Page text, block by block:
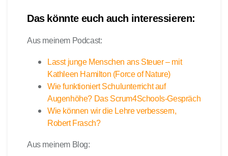
Das könnte euch auch interessieren:
Aus meinem Podcast:
Lasst junge Menschen ans Steuer – mit
Kathleen Hamilton (Force of Nature)
Wie funktioniert Schulunterricht auf
Augenhöhe? Das Scrum4Schools-Gespräch
Wie können wir die Lehre verbessern,
Robert Frasch?
Aus meinem Blog: